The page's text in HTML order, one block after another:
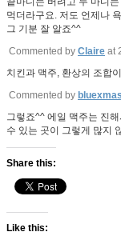
먹더라구요. 저도 언제나
그 기분 잘 알죠^^
Commented by Claire at
치킨과 맥주, 환상의 조합
Commented by bluexmas
그렇죠^^ 에일 맥주는 진
수 있는 곳이 그렇게 많지
Share this:
Like this: